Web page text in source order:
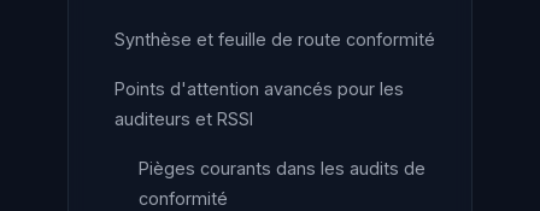
Synthèse et feuille de route conformité
Points d'attention avancés pour les
auditeurs et RSSI
Pièges courants dans les audits de
conformité